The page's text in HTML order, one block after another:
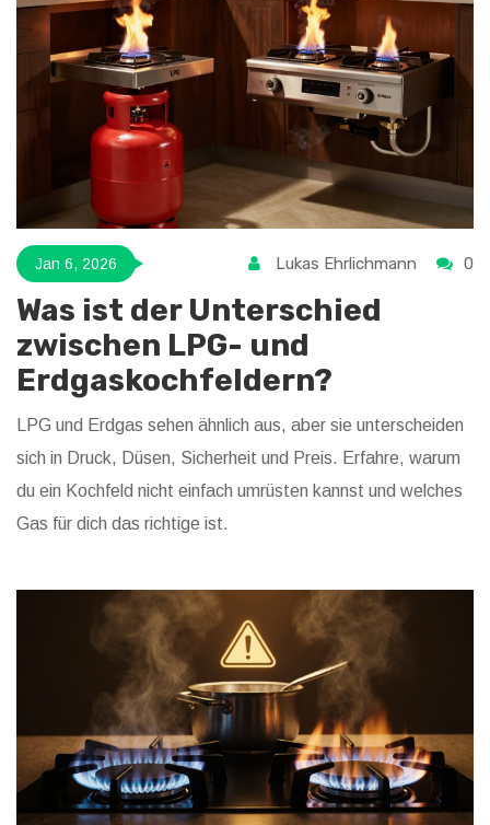
Jan 6, 2026 Lukas Ehrlichmann 0
Was ist der Unterschied
zwischen LPG- und
Erdgaskochfeldern?
LPG und Erdgas sehen ähnlich aus, aber sie unterscheiden
sich in Druck, Düsen, Sicherheit und Preis. Erfahre, warum
du ein Kochfeld nicht einfach umrüsten kannst und welches
Gas für dich das richtige ist.